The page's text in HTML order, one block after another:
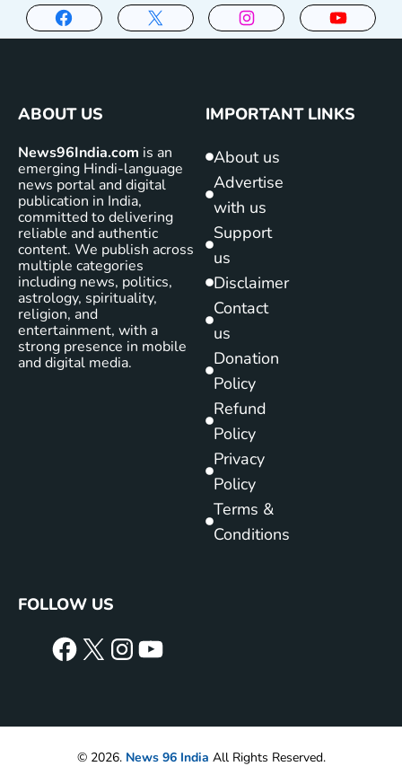
ABOUT US
News96India.com is an
emerging Hindi-language
news portal and digital
publication in India,
committed to delivering
reliable and authentic
content. We publish across
multiple categories
including news, politics,
astrology, spirituality,
religion, and
entertainment, with a
strong presence in mobile
and digital media.
IMPORTANT LINKS
About us
Advertise
with us
Support
us
Disclaimer
Contact
us
Donation
Policy
Refund
Policy
Privacy
Policy
Terms &
Conditions
FOLLOW US
© 2026. News 96 India All Rights Reserved.